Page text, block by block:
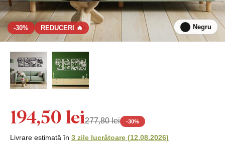
-30% REDUCERI 🔥 Negru
194,50 lei277,80 lei -30%
Livrare estimată în 3 zile lucrătoare (12.08.2026)